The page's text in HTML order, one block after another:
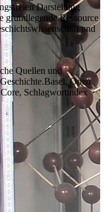
Darstellung
grundlegende Ressource
und
Quellen und
Open
Schlagwortindex